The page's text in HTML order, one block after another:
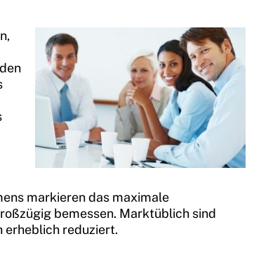
markieren das maximale
bemessen. Marktüblich sind
erheblich reduziert.